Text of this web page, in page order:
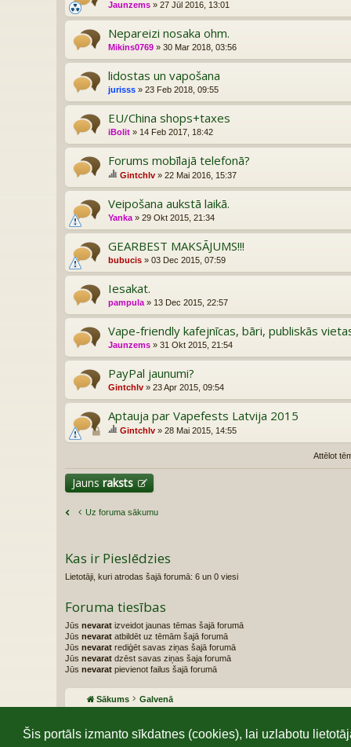
Šis portāls izmanto sīkdatnes (cookies), lai uzlabotu
Jaunzems » 27 Jūl 2016, 13:01
Nepareizi nosaka ohm.
Mikins0769 » 30 Mar 2018, 03:56
lidostas un vapošana
jurisss » 23 Feb 2018, 09:55
EU/China shops+taxes
iBolit » 14 Feb 2017, 18:42
Forums mobīlajā telefonā?
ai
m
ai
ir
ap
ta
Gintchlv » 22 Mai 2016, 15:37
Veipošana aukstā laikā.
Yanka » 29 Okt 2015, 21:34
GEARBEST MAKSĀJUMS!!!
bubucis » 03 Dec 2015, 07:59
Iesakat.
pampula » 13 Dec 2015, 22:57
Vape-friendly kafejnīcas, bāri, publiskās
Jaunzems » 31 Okt 2015, 21:54
PayPal jaunumi?
Gintchlv » 23 Apr 2015, 09:54
Aptauja par Vapefests Latvija 2015
ai
ai
ir
ta
Gintchlv » 28 Mai 2015, 14:55
Attēlot
Jauns raksts
Uz foruma sākumu
Kas ir Pieslēdzies
Lietotāji, kuri atrodas šajā forumā: 6 un 0 viesi
Foruma tiesības
Jūs nevarat izveidot jaunas tēmas šajā forumā
Jūs nevarat atbildēt uz tēmām šajā forumā
Jūs nevarat rediģēt savas ziņas šajā forumā
Jūs nevarat dzēst savas ziņas šaja forumā
Jūs nevarat pievienot failus šajā forumā
Sākums Galvenā